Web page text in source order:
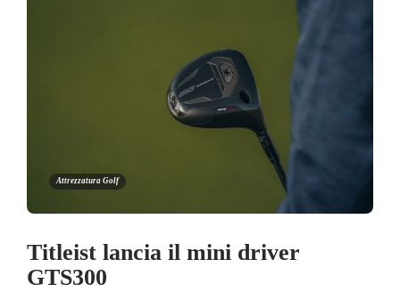
Attrezzatura Golf
Titleist lancia il mini driver
GTS300